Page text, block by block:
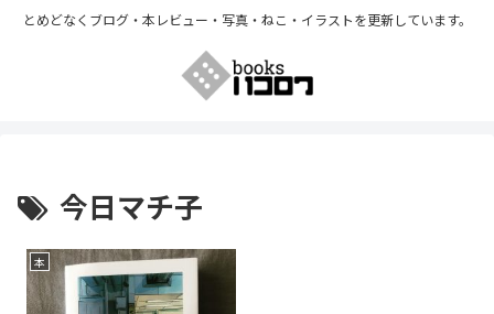
とめどなくブログ・本レビュー・写真・ねこ・イラストを更新しています。
今日マチ子
本